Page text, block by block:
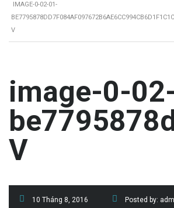
IMAGE-0-02-01-
V
image-0-
V
10 Tháng 8, 2016 Posted by: